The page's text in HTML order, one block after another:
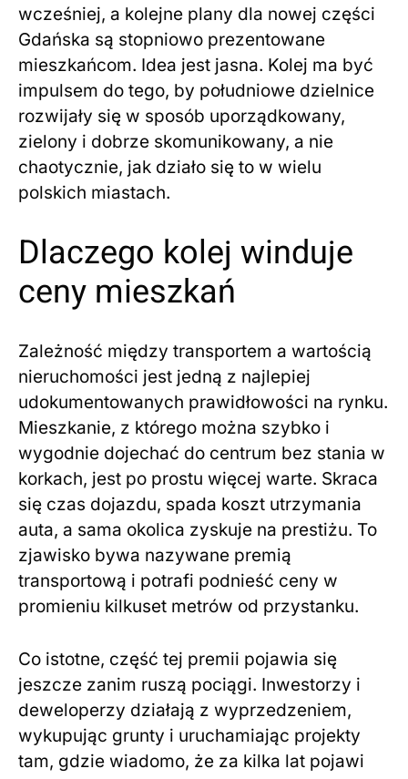
wcześniej, a kolejne plany dla nowej części
Gdańska są stopniowo prezentowane
mieszkańcom. Idea jest jasna. Kolej ma być
impulsem do tego, by południowe dzielnice
rozwijały się w sposób uporządkowany,
zielony i dobrze skomunikowany, a nie
chaotycznie, jak działo się to w wielu
polskich miastach.
Dlaczego kolej winduje
ceny mieszkań
Zależność między transportem a wartością
nieruchomości jest jedną z najlepiej
udokumentowanych prawidłowości na rynku.
Mieszkanie, z którego można szybko i
wygodnie dojechać do centrum bez stania w
korkach, jest po prostu więcej warte. Skraca
się czas dojazdu, spada koszt utrzymania
auta, a sama okolica zyskuje na prestiżu. To
zjawisko bywa nazywane premią
transportową i potrafi podnieść ceny w
promieniu kilkuset metrów od przystanku.
Co istotne, część tej premii pojawia się
jeszcze zanim ruszą pociągi. Inwestorzy i
deweloperzy działają z wyprzedzeniem,
wykupując grunty i uruchamiając projekty
tam, gdzie wiadomo, że za kilka lat pojawi